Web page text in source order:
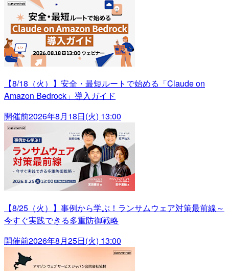
【8/18（火）】安全・最短ルートで始める「Claude on
Amazon Bedrock」導入ガイド
開催前2026年8月18日(火) 13:00
【8/25（火）】事例から学ぶ！ランサムウェア対策最前線～
今すぐ実践できる多重防御戦略
開催前2026年8月25日(火) 13:00